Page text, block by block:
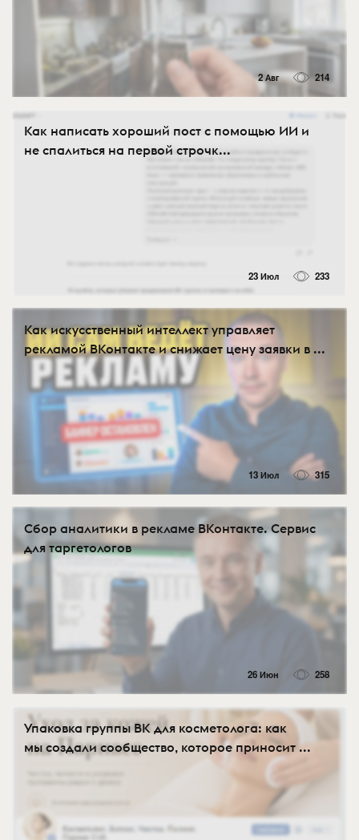
2 Авг 214
Как написать хороший пост с помощью ИИ и
не спалиться на первой строчк...
23 Июл 233
Как искусственный интеллект управляет
рекламой ВКонтакте и снижает цену заявки в ...
13 Июл 315
Сбор аналитики в рекламе ВКонтакте. Сервис
для таргетологов
26 Июн 258
Упаковка группы ВК для косметолога: как
мы создали сообщество, которое приносит ...